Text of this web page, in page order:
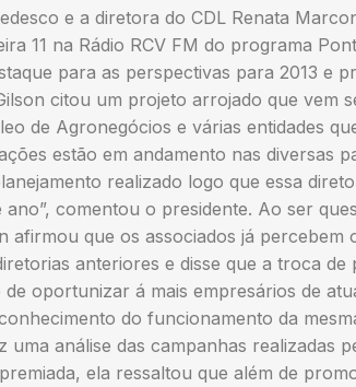
e a diretora do CDL Renata
11 na Rádio RCV FM do programa
para as perspectivas para 2013 e
citou um projeto arrojado que vem
de Agronegócios e várias entidades
estão em andamento nas diversas
realizado logo que essa
comentou o presidente. Ao ser
que os associados já percebem
anteriores e disse que a troca de
oportunizar á mais empresários de
do funcionamento da
análise das campanhas realizadas
ela ressaltou que além de